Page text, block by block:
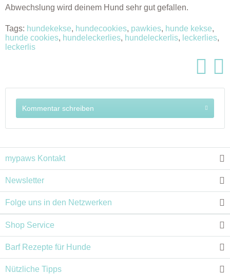
Abwechslung wird deinem Hund sehr gut gefallen.
Tags: hundekekse, hundecookies, pawkies, hunde kekse,
hunde cookies, hundeleckerlies, hundeleckerlis, leckerlies,
leckerlis
Kommentar schreiben
mypaws Kontakt
Newsletter
Folge uns in den Netzwerken
Shop Service
Barf Rezepte für Hunde
Nützliche Tipps